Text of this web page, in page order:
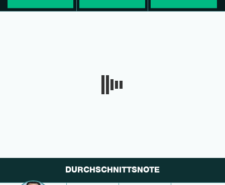
DURCHSCHNITTSNOTE